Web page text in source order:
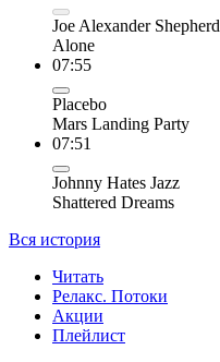
Joe Alexander Shepherd
Alone
07:55
Placebo
Mars Landing Party
07:51
Johnny Hates Jazz
Shattered Dreams
Вся история
Читать
Релакс. Потоки
Акции
Плейлист